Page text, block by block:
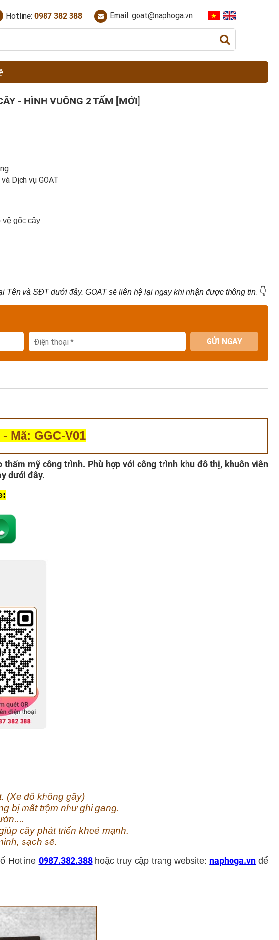
Hotline: 0987 382 388 Email: goat@naphoga.vn
VƯỜN
- HÌNH VUÔNG 2 TẤM [MỚI]
Dịch vụ GOAT
vệ gốc cây
Tên và SĐT dưới đây. GOAT sẽ liên hệ lại ngay khi nhận được thông tin. 👇
GỬI NGAY
Mã: GGC-V01
mỹ công trình. Phù hợp với công trình khu đô thị, khuôn viên
dưới đây.
(Xe đỗ không gãy)
bị mất trộm như ghi gang.
cây phát triển khoẻ mạnh.
sạch sẽ.
Hotline 0987.382.388hoặc truy cập trang website: naphoga.vn để